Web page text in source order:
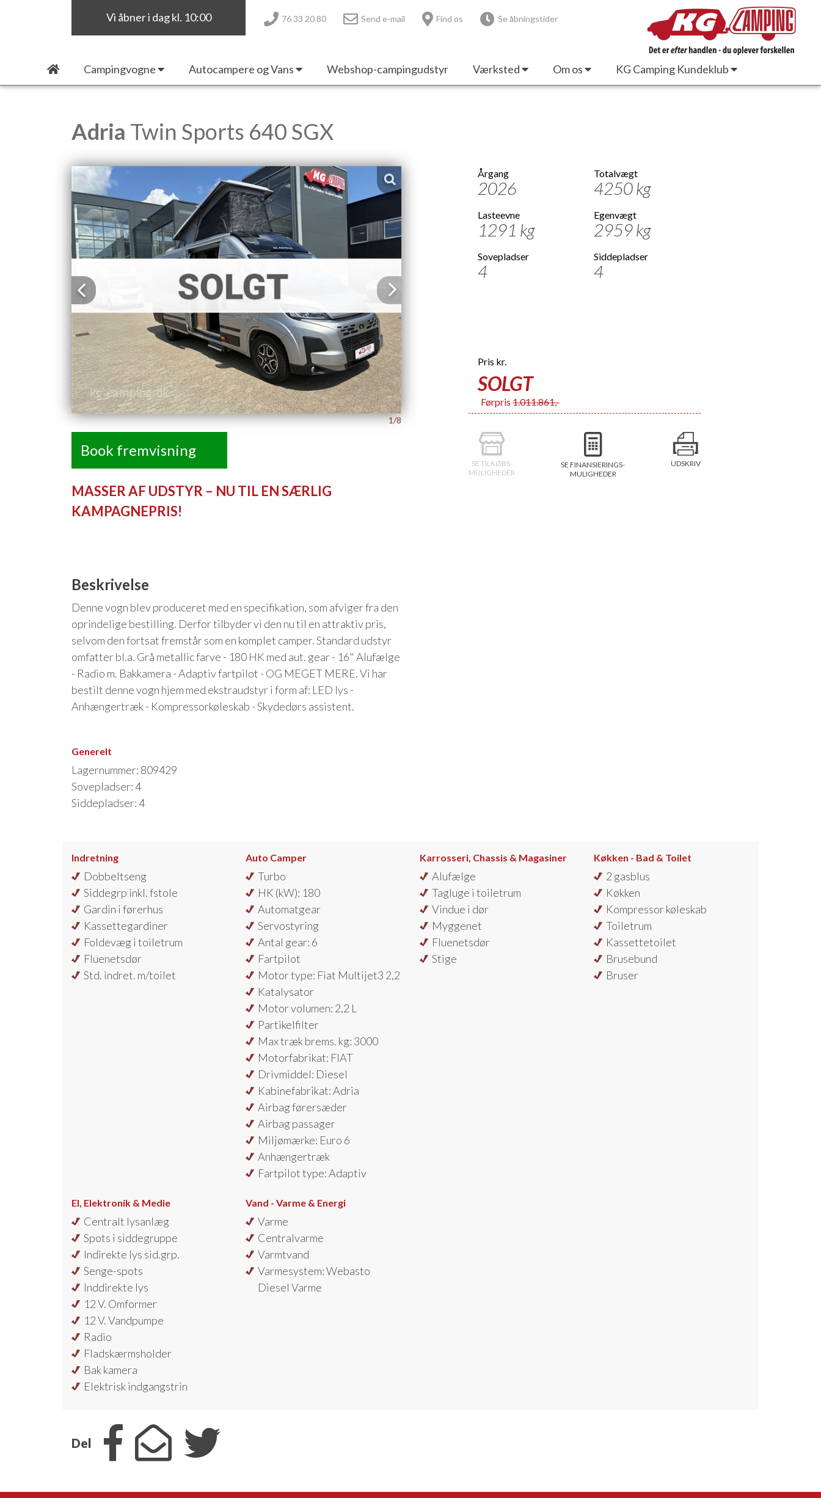
Vi åbner i dag kl. 10:00 76 33 20 80 Send e-mail Find os Se åbningstider
Campingvogne Autocampere og Vans Webshop-campingudstyr Værksted Om os KG Camping Kundeklub
Adria Twin Sports 640 SGX
Previous Next
1/8
Årgang
2026
Totalvægt
4250 kg
Lasteevne
1291 kg
Egenvægt
2959 kg
Sovepladser
4
Siddepladser
4
Pris kr.
SOLGT
Førpris 1.011.861,-
Book fremvisning
MASSER AF UDSTYR – NU TIL EN SÆRLIG
KAMPAGNEPRIS!
SE TILKØBS-
MULIGHEDER
SE FINANSIERINGS-
MULIGHEDER
UDSKRIV
Beskrivelse
Denne vogn blev produceret med en specifikation, som afviger fra den
oprindelige bestilling. Derfor tilbyder vi den nu til en attraktiv pris,
selvom den fortsat fremstår som en komplet camper. Standard udstyr
omfatter bl.a. Grå metallic farve - 180 HK med aut. gear - 16" Alufælge
- Radio m. Bakkamera - Adaptiv fartpilot - OG MEGET MERE. Vi har
bestilt denne vogn hjem med ekstraudstyr i form af: LED lys -
Anhængertræk - Kompressorkøleskab - Skydedørs assistent.
Generelt
Lagernummer: 809429
Sovepladser: 4
Siddepladser: 4
Indretning
Dobbeltseng
Siddegrp inkl. fstole
Gardin i førerhus
Kassettegardiner
Foldevæg i toiletrum
Fluenetsdør
Std. indret. m/toilet
Auto Camper
Turbo
HK (kW): 180
Automatgear
Servostyring
Antal gear: 6
Fartpilot
Motor type: Fiat Multijet3 2,2
Katalysator
Motor volumen: 2,2 L
Partikelfilter
Max træk brems. kg: 3000
Motorfabrikat: FIAT
Drivmiddel: Diesel
Kabinefabrikat: Adria
Airbag førersæder
Airbag passager
Miljømærke: Euro 6
Anhængertræk
Fartpilot type: Adaptiv
Karrosseri, Chassis & Magasiner
Alufælge
Tagluge i toiletrum
Vindue i dør
Myggenet
Fluenetsdør
Stige
Køkken - Bad & Toilet
2 gasblus
Køkken
Kompressor køleskab
Toiletrum
Kassettetoilet
Brusebund
Bruser
El, Elektronik & Medie
Centralt lysanlæg
Spots i siddegruppe
Indirekte lys sid.grp.
Senge-spots
Inddirekte lys
12 V. Omformer
12 V. Vandpumpe
Radio
Fladskærmsholder
Bak kamera
Elektrisk indgangstrin
Vand - Varme & Energi
Varme
Centralvarme
Varmtvand
Varmesystem: Webasto
Diesel Varme
Del